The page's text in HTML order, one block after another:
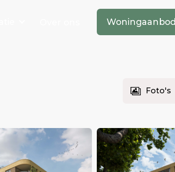
Woningaanbod
Foto's